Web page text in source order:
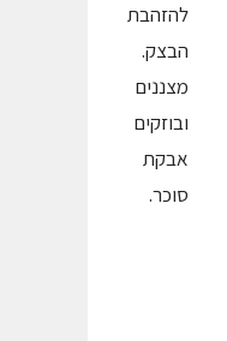
להזהבת
הבצק.
מצננים
ובוזקים
אבקת
סוכר.